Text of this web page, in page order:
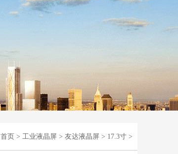
首页 > 工业液晶屏 > 友达液晶屏 > 17.3寸 >